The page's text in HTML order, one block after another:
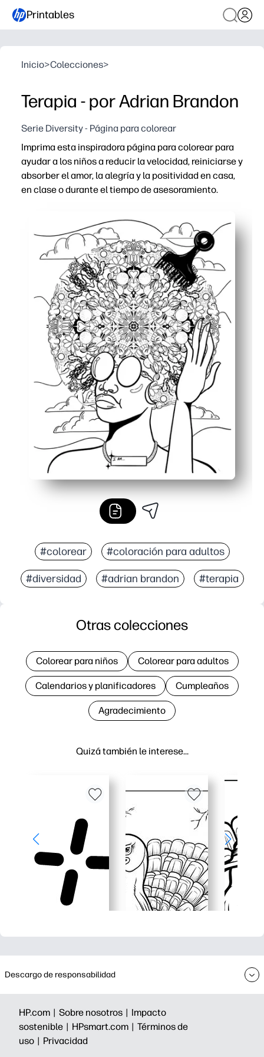
Printables
Inicio>Colecciones>
Terapia - por Adrian Brandon
Serie Diversity - Página para colorear
Imprima esta inspiradora página para colorear para
ayudar a los niños a reducir la velocidad, reiniciarse y
absorber el amor, la alegría y la positividad en casa,
en clase o durante el tiempo de asesoramiento.
Listo en minutos: solo tienes que imprimir y distribuir
Calma las mentes ocupadas: la coloración
Desarrolla habilidades: fortalece el control de la
Promueve la conversación positiva: impulsa las
#colorear #coloración para adultos
#diversidad #adrian brandon #terapia
Quizá también le interese…
Otras colecciones
Colorear para niños Colorear para adultos
Calendarios y planificadores Cumpleaños
Agradecimiento
Descargo de responsabilidad
HP.com | Sobre nosotros | Impacto
sostenible | HPsmart.com | Términos de
uso | Privacidad